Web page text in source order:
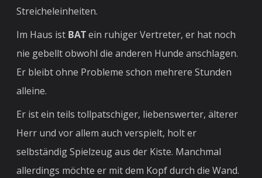
Streicheleinheiten.
Im Haus ist BATein ruhiger Vertreter, er hat noch
nie gebellt obwohl die anderen Hunde anschlagen.
Er bleibt ohne Probleme schon mehrere Stunden
alleine.
Er ist ein teils tollpatschiger, liebenswerter, älterer
Herr und vor allem auch verspielt, holt er
selbständig Spielzeug aus der Kiste. Manchmal
allerdings möchte er mit dem Kopf durch die Wand.